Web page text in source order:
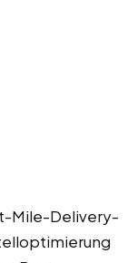
Mile-Delivery-